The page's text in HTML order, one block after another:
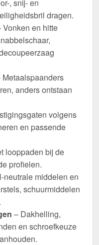
, snij- en
dragen.
Vonken en hitte
Metaalspaanders
anders ontstaan
volgens
en passende
looppaden bij de
profielen.
neutrale middelen en
schuurmiddelen
– Dakhelling,
en schroefkeuze